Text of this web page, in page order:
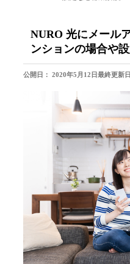
お得なセット割
NURO 光にメール
ンションの場合や
公開日： 2020年5月12日最終更新